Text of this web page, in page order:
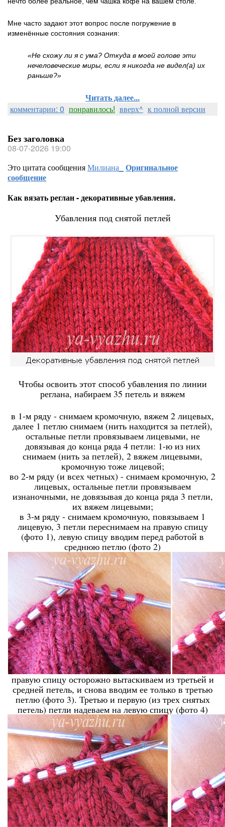
Мне часто задают этот вопрос после погружение в
изменённые состояния сознания:
«Не схожу ли я с ума? Откуда в моей голове эти
нечеловеческие миры, если я никогда не видел(а) их
раньше?»
Читать далее...
комментарии: 0 понравилось! вверх^ к полной версии
Без заголовка
08-07-2026 19:00
Это цитата сообщенияМилиана_ Оригинальное
сообщение
Как вязать реглан - декоративные убавления.
Убавления под снятой петлей
Чтобы освоить этот способ убавления по линии
реглана, набираем 35 петель и вяжем
в 1-м ряду - снимаем кромочную, вяжем 2 лицевых,
далее 1 петлю снимаем (нить находится за петлей),
остальные петли провязываем лицевыми, не
довязывая до конца ряда 4 петли: 1-ю из них
снимаем (нить за петлей), 2 вяжем лицевыми,
кромочную тоже лицевой;
во 2-м ряду (и всех четных) - снимаем кромочную, 2
лицевых, остальные петли провязываем
изнаночными, не довязывая до конца ряда 3 петли,
их вяжем лицевыми;
в 3-м ряду - снимаем кромочную, повязываем 1
лицевую, 3 петли переснимаем на правую спицу
(фото 1), левую спицу вводим перед работой в
среднюю петлю (фото 2)
правую спицу осторожно вытаскиваем из третьей и
средней петель, и снова вводим ее только в третью
петлю (фото 3). Третью и первую (из трех снятых
петель) петли надеваем на левую спицу (фото 4)